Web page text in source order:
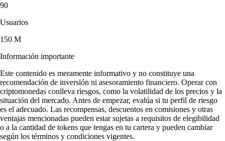
90
Usuarios
150 M
Información importante
Este contenido es meramente informativo y no constituye una
recomendación de inversión ni asesoramiento financiero. Operar con
criptomonedas conlleva riesgos, como la volatilidad de los precios y la
situación del mercado. Antes de empezar, evalúa si tu perfil de riesgo
es el adecuado. Las recompensas, descuentos en comisiones y otras
ventajas mencionadas pueden estar sujetas a requisitos de elegibilidad
o a la cantidad de tokens que tengas en tu cartera y pueden cambiar
según los términos y condiciones vigentes.